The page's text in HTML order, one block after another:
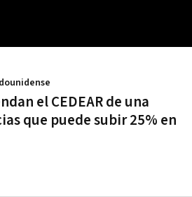
el CEDEAR de una
que puede subir 25% en